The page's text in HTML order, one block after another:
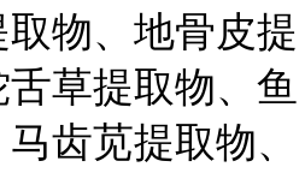
物、地骨皮提
草提取物、鱼
齿苋提取物、